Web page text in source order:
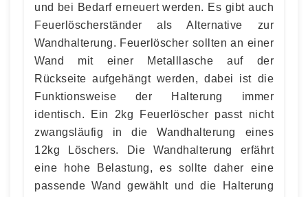
und bei Bedarf erneuert werden. Es gibt auch
Feuerlöscherständer als Alternative zur
Wandhalterung. Feuerlöscher sollten an einer
Wand mit einer Metalllasche auf der
Rückseite aufgehängt werden, dabei ist die
Funktionsweise der Halterung immer
identisch. Ein 2kg Feuerlöscher passt nicht
zwangsläufig in die Wandhalterung eines
12kg Löschers. Die Wandhalterung erfährt
eine hohe Belastung, es sollte daher eine
passende Wand gewählt und die Halterung